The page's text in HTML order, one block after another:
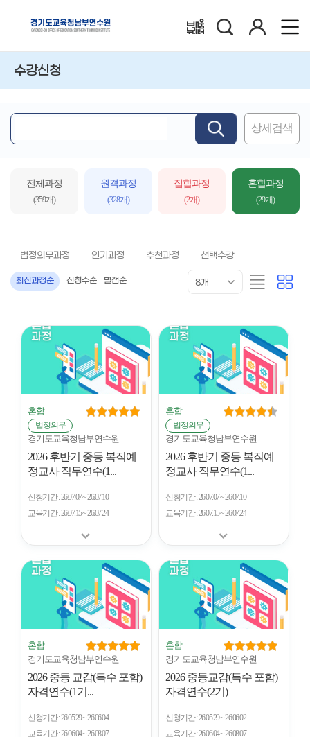
배움누리터
수강신청
심
상세검색
전체과정
(359개)
원격과정
(328개)
집합과정
(2개)
혼합과정
(29개)
법정의무과정 인기과정 추천과정 선택수강
최신과정순 신청수순 별점순
개
수
8개
리
스
카
드
혼합
법정의무
경기도교육청남부연수원
2026 후반기 중등 복직예
정교사 직무연수(1...
신청기간 26.07.07 ~ 26.07.10
교육기간 26.07.15 ~ 26.07.24
혼합
법정의무
경기도교육청남부연수원
2026 후반기 중등 복직예
정교사 직무연수(1...
신청기간 26.07.07 ~ 26.07.10
교육기간 26.07.15 ~ 26.07.24
혼합
경기도교육청남부연수원
2026 중등 교감(특수 포함)
자격연수(1기...
신청기간 26.05.29 ~ 26.06.04
교육기간 26.06.04 ~ 26.08.07
혼합
경기도교육청남부연수원
2026 중등교감(특수 포함)
자격연수(2기)
신청기간 26.05.29 ~ 26.06.02
교육기간 26.06.04 ~ 26.08.07